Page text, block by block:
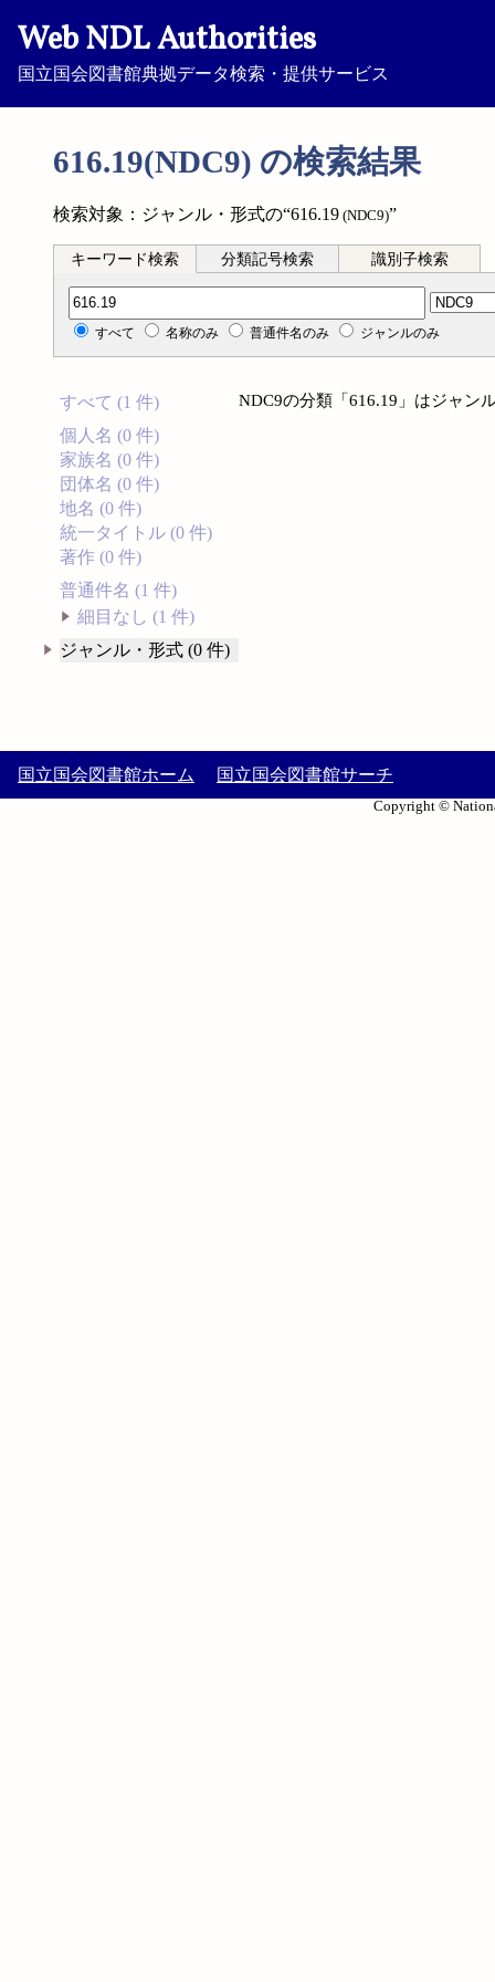
Web NDL Authorities
国立国会図書館典拠データ検索・提供サービス
616.19(NDC9) の検索結果
検索対象：ジャンル・形式の“616.19 (NDC9)”
キーワード検索 分類記号検索 識別子検索
分類記号検索
すべて 名称のみ 普通件名のみ ジャンルのみ
すべて (1 件)
個人名 (0 件)
家族名 (0 件)
団体名 (0 件)
地名 (0 件)
統一タイトル (0 件)
著作 (0 件)
普通件名 (1 件)
細目なし (1 件)
ジャンル・形式 (0 件)
NDC9の分類「616.19」はジャン
国立国会図書館ホーム 国立国会図書館サーチ
Copyright ©